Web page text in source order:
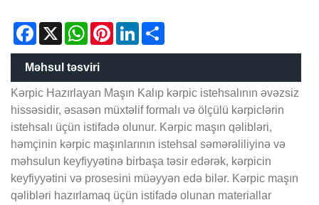
Facebook
X WhatsAppPinterestLinkedIn
Məhsul təsviri
Kərpic Hazırlayan Maşın Kalıp kərpic istehsalının əvəzsiz
hissəsidir, əsasən müxtəlif formalı və ölçülü kərpiclərin
istehsalı üçün istifadə olunur. Kərpic maşın qəlibləri,
həmçinin kərpic maşınlarının istehsal səmərəliliyinə və
məhsulun keyfiyyətinə birbaşa təsir edərək, kərpicin
keyfiyyətini və prosesini müəyyən edə bilər. Kərpic maşın
qəlibləri hazırlamaq üçün istifadə olunan materiallar